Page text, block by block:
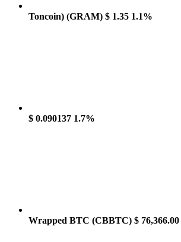
Toncoin) (GRAM) $ 1.35 1.1%
$ 0.090137 1.7%
Wrapped BTC (CBBTC) $ 76,366.00